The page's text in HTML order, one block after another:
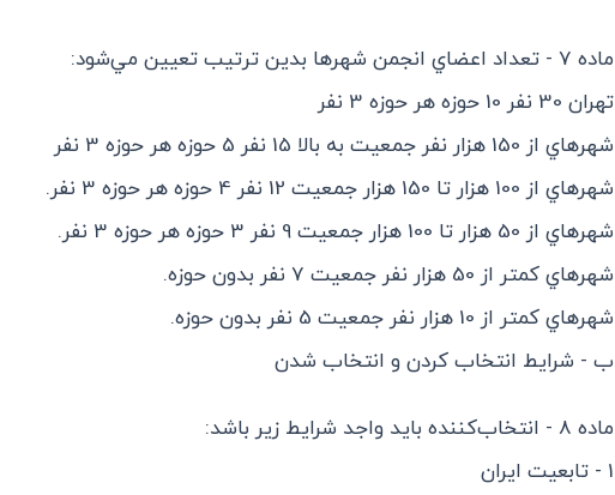
ماده 7 - تعداد اعضاي انجمن شهرها بدين ترتيب تعيين مي‌شود:
‌تهران 30 نفر 10 حوزه هر حوزه 3 نفر
‌شهرهاي از 150 هزار نفر جمعيت به بالا 15 نفر 5 حوزه هر حوزه 3 نفر
‌شهرهاي از 100 هزار تا 150 هزار جمعيت 12 نفر 4 حوزه هر حوزه 3 نفر.
‌شهرهاي از 50 هزار تا 100 هزار جمعيت 9 نفر 3 حوزه هر حوزه 3 نفر.
‌شهرهاي كمتر از 50 هزار نفر جمعيت 7 نفر بدون حوزه.
‌شهرهاي كمتر از 10 هزار نفر جمعيت 5 نفر بدون حوزه.
ب - شرايط انتخاب كردن و انتخاب شدن
ماده 8 - انتخاب‌كننده بايد واجد شرايط زير باشد:
1 - تابعيت ايران